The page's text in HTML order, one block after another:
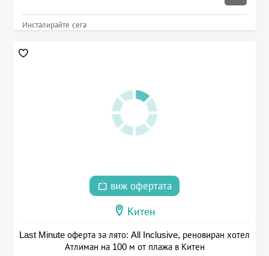
Инсталирайте сега
виж офертата
Китен
Last Minute оферта за лято: All Inclusive, реновиран хотел
Атлиман на 100 м от плажа в Китен